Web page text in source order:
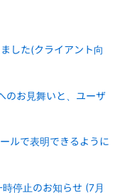
した(クライアント向
のお見舞いと、ユーザ
ルで表明できるように
停止のお知らせ (7月